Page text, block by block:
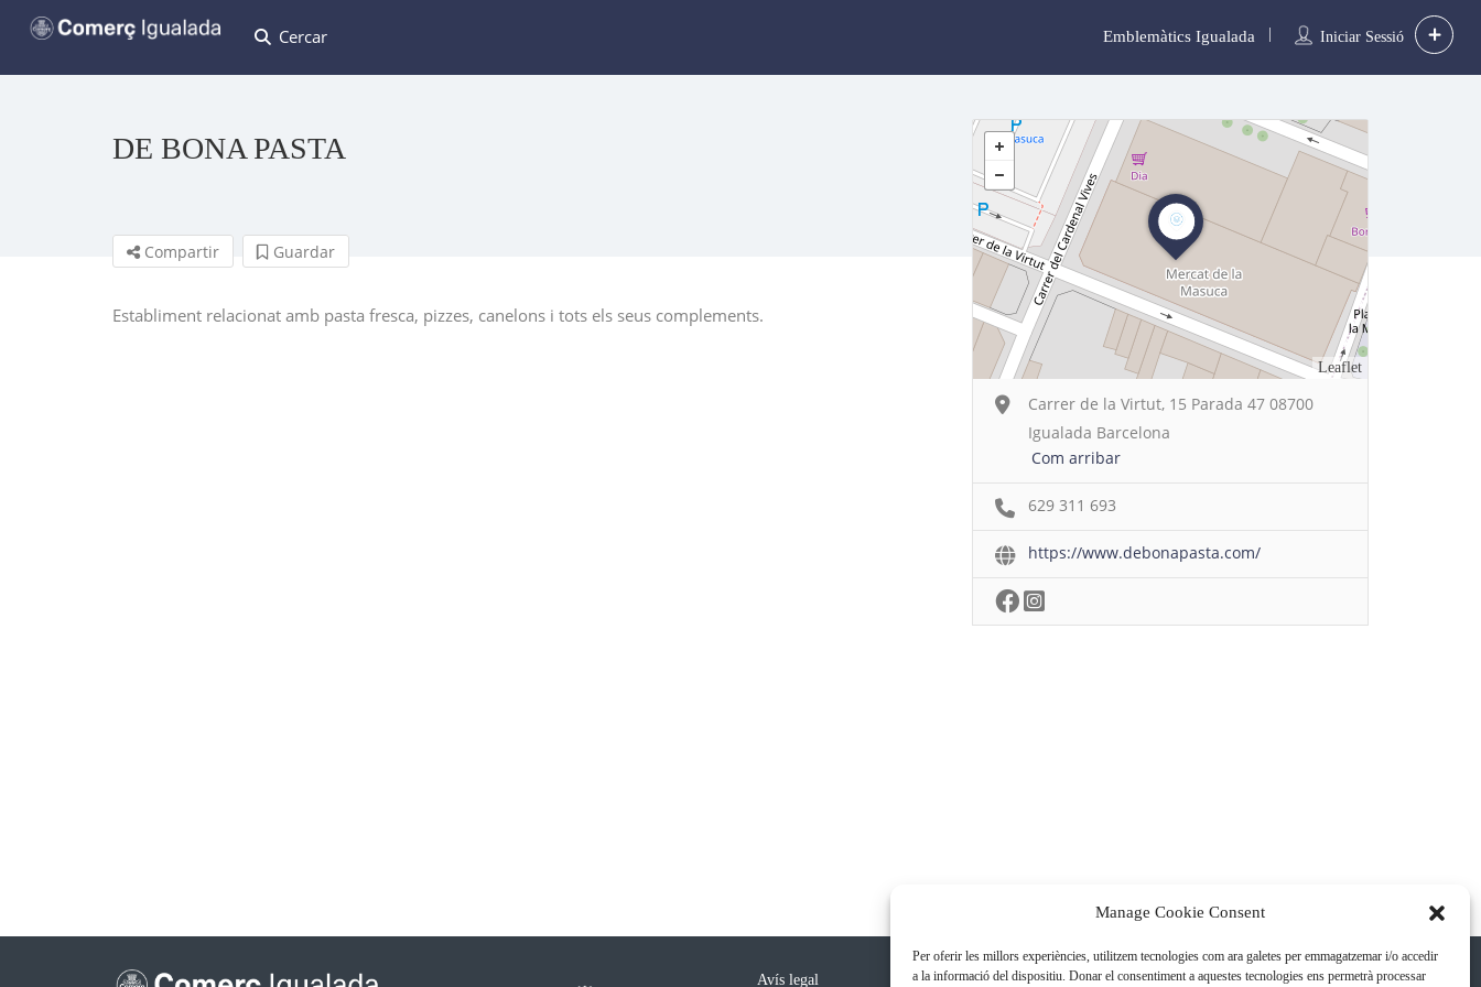
Manage Cookie Consent
Per oferir les millors experiències, utilitzem tecnologies com ara galetes per emmagatzemar i/o accedir
a la informació del dispositiu. Donar el consentiment a aquestes tecnologies ens permetrà processar
Cercar Iniciar Sessió
Emblemàtics Igualada
DE BONA PASTA
Compartir Guardar
Establiment relacionat amb pasta fresca, pizzes, canelons i tots els seus complements.
Leaflet
Carrer de la Virtut, 15 Parada 47 08700
Igualada Barcelona
Com arribar
629 311 693
https://www.debonapasta.com/
Avís legal